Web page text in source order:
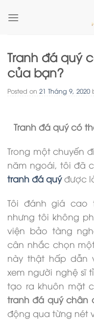
Tranh đá quý
của bạn?
Posted on 21 Tháng 9, 2020
Tranh đá quý có
Trong một chuyến
năm ngoái, tôi đã
tranh đá quýđược
Tôi đánh giá cao
nhưng tôi không
viện bảo tàng
cân nhắc chọn
này thật hấp dẫn
xem người nghệ sĩ
tạo ra khuôn mặt
tranh đá quýchân
động qua từng nét